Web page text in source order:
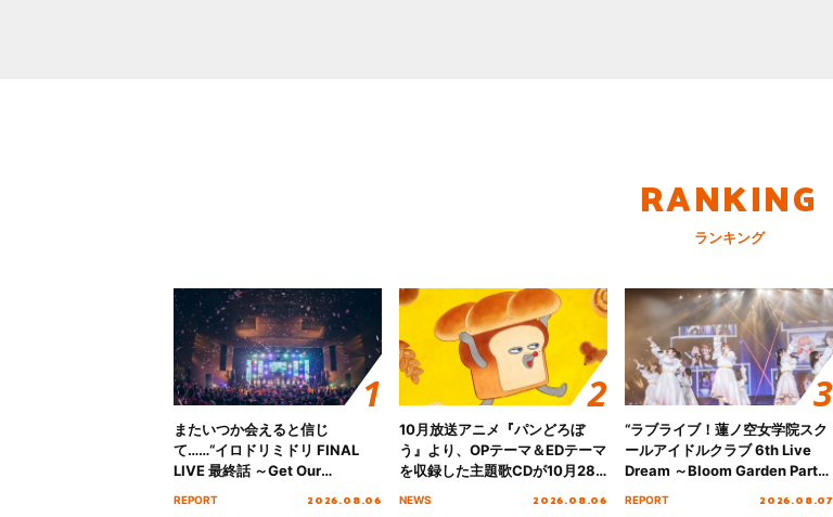
RANKING
ランキング
またいつか会えると信じ
て……“イロドリミドリ FINAL
LIVE 最終話 ～Get Our
REPORT 2026.08.06
10月放送アニメ『パンどろぼ
う』より、OPテーマ＆EDテーマ
を収録した主題歌CDが10月28
NEWS 2026.08.06
“ラブライブ！蓮ノ空女学院スク
ールアイドルクラブ 6th Live
Dream ～Bloom Garden Party
REPORT 2026.08.07